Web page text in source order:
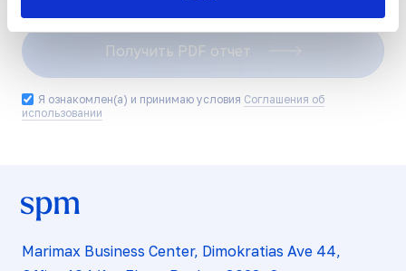
Получить PDF отчет
Я ознакомлен(а) и принимаю условия Соглашения об
использовании
Marimax Business Center, Dimokratias Ave 44,